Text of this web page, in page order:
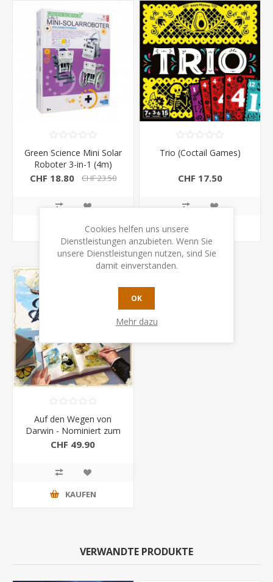
Green Science Mini Solar
Roboter 3-in-1 (4m)
CHF 18.80 CHF 23.50
KAUFEN
Trio (Coctail Games)
CHF 17.50
Auf den Wegen von
Darwin - Nominiert zum
Spiel des Jahres 2024
CHF 49.90
KAUFEN
VERWANDTE PRODUKTE
Cookies helfen uns unsere
Dienstleistungen anzubieten. Wenn Sie
unsere Dienstleistungen nutzen, sind Sie
damit einverstanden.
OK
Mehr dazu